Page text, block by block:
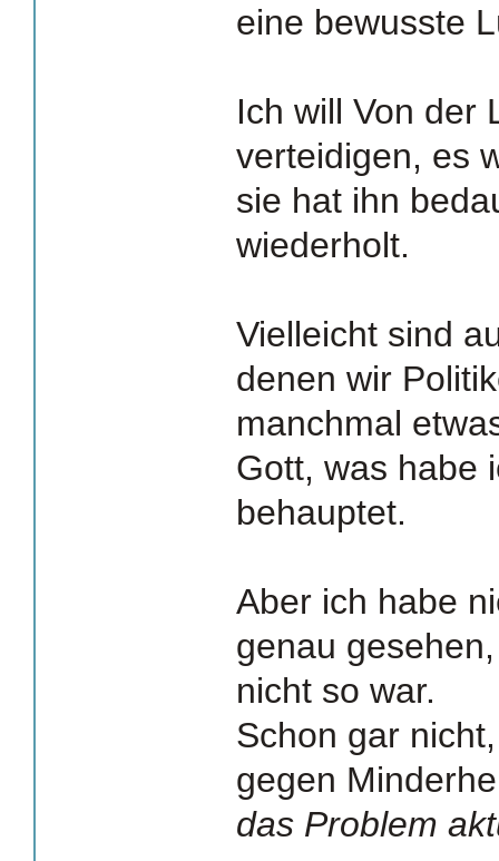
eine bewusste
Ich will Von der
verteidigen, es
sie hat ihn
wiederholt.
Vielleicht sind
denen wir
manchmal
Gott, was habe
behauptet.
Aber ich habe
genau
nicht so war.
Schon gar
gegen
das Problem